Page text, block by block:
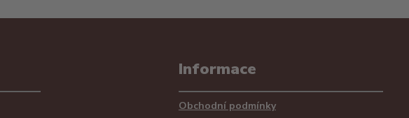
Informace
Obchodní podmínky